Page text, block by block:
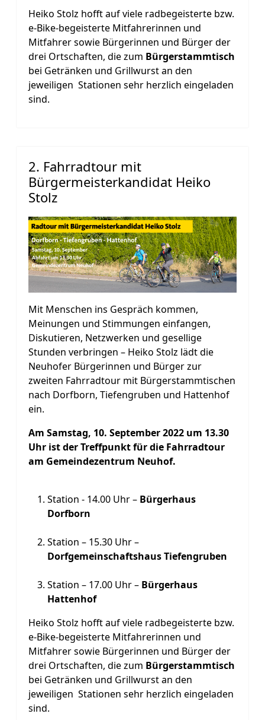
Heiko Stolz hofft auf viele radbegeisterte bzw.
e-Bike-begeisterte Mitfahrerinnen und
Mitfahrer sowie Bürgerinnen und Bürger der
drei Ortschaften, die zum Bürgerstammtisch
bei Getränken und Grillwurst an den
jeweiligen Stationen sehr herzlich eingeladen
sind.
2. Fahrradtour mit
Bürgermeisterkandidat Heiko
Stolz
Mit Menschen ins Gespräch kommen,
Meinungen und Stimmungen einfangen,
Diskutieren, Netzwerken und gesellige
Stunden verbringen – Heiko Stolz lädt die
Neuhofer Bürgerinnen und Bürger zur
zweiten Fahrradtour mit Bürgerstammtischen
nach Dorfborn, Tiefengruben und Hattenhof
ein.
Am Samstag, 10. September 2022 um 13.30
Uhr ist der Treffpunkt für die Fahrradtour
am Gemeindezentrum Neuhof.
Station - 14.00 Uhr – Bürgerhaus
Dorfborn
Station – 15.30 Uhr –
Dorfgemeinschaftshaus Tiefengruben
Station – 17.00 Uhr – Bürgerhaus
Hattenhof
Heiko Stolz hofft auf viele radbegeisterte bzw.
e-Bike-begeisterte Mitfahrerinnen und
Mitfahrer sowie Bürgerinnen und Bürger der
drei Ortschaften, die zum Bürgerstammtisch
bei Getränken und Grillwurst an den
jeweiligen Stationen sehr herzlich eingeladen
sind.